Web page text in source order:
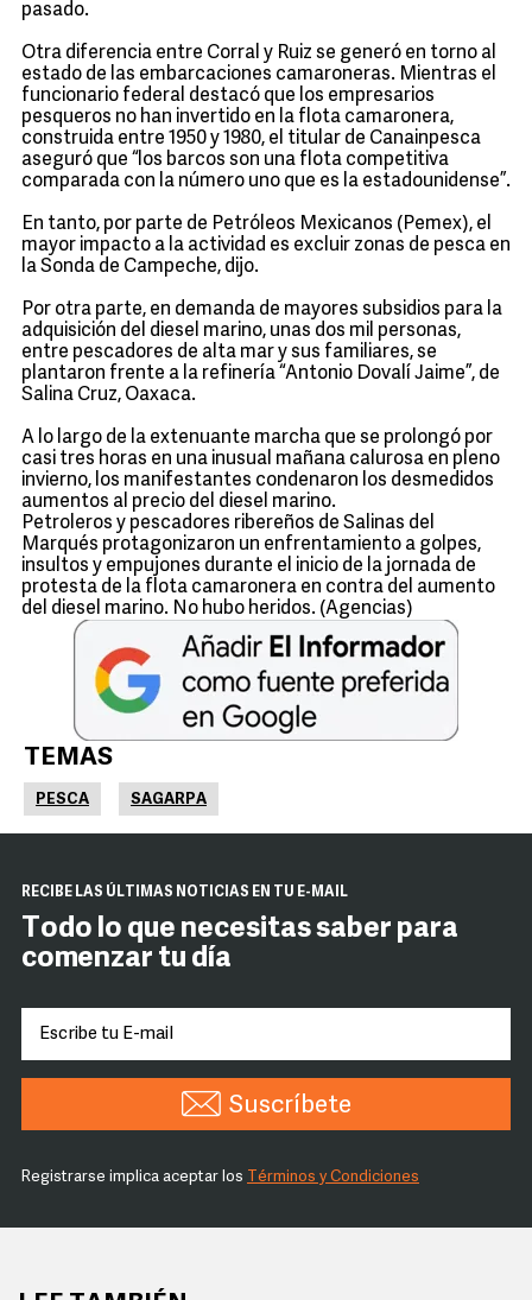
pasado.
Otra diferencia entre Corral y Ruiz se generó en torno al
estado de las embarcaciones camaroneras. Mientras el
funcionario federal destacó que los empresarios
pesqueros no han invertido en la flota camaronera,
construida entre 1950 y 1980, el titular de Canainpesca
aseguró que “los barcos son una flota competitiva
comparada con la número uno que es la estadounidense”.
En tanto, por parte de Petróleos Mexicanos (Pemex), el
mayor impacto a la actividad es excluir zonas de pesca en
la Sonda de Campeche, dijo.
Por otra parte, en demanda de mayores subsidios para la
adquisición del diesel marino, unas dos mil personas,
entre pescadores de alta mar y sus familiares, se
plantaron frente a la refinería “Antonio Dovalí Jaime”, de
Salina Cruz, Oaxaca.
A lo largo de la extenuante marcha que se prolongó por
casi tres horas en una inusual mañana calurosa en pleno
invierno, los manifestantes condenaron los desmedidos
aumentos al precio del diesel marino.
Petroleros y pescadores ribereños de Salinas del
Marqués protagonizaron un enfrentamiento a golpes,
insultos y empujones durante el inicio de la jornada de
protesta de la flota camaronera en contra del aumento
del diesel marino. No hubo heridos. (Agencias)
TEMAS
PESCA SAGARPA
RECIBE LAS ÚLTIMAS NOTICIAS EN TU E-MAIL
Todo lo que necesitas saber para
comenzar tu día
Suscríbete
Registrarse implica aceptar los Términos y Condiciones